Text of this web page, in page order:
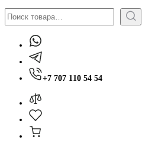
Поиск
+7 707 110 54 54